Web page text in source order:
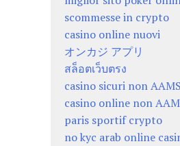
scommesse in crypto
casino online nuovi
オンカジ アプリ
สล็อตเว็บตรง
casino sicuri non AAMS
casino online non
paris sportif crypto
no kyc arab online